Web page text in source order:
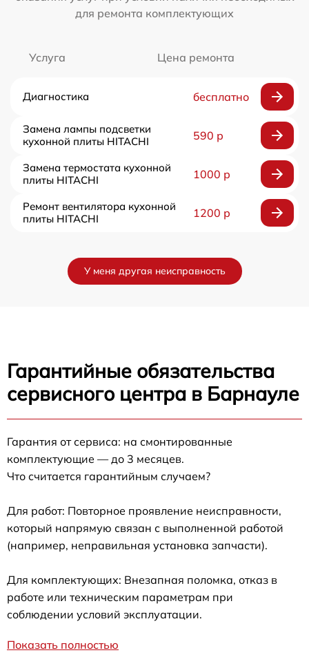
для ремонта комплектующих
Услуга Цена ремонта
Диагностика бесплатно
Замена лампы подсветки
кухонной плиты HITACHI
590 р
Замена термостата кухонной
плиты HITACHI
1000 р
Ремонт вентилятора кухонной
плиты HITACHI
1200 р
У меня другая неисправность
Гарантийные обязательства
сервисного центра в Барнауле
Гарантия от сервиса: на смонтированные
комплектующие — до 3 месяцев.
Что считается гарантийным случаем?
Для работ: Повторное проявление неисправности,
который напрямую связан с выполненной работой
(например, неправильная установка запчасти).
Для комплектующих: Внезапная поломка, отказ в
работе или техническим параметрам при
соблюдении условий эксплуатации.
Показать полностью